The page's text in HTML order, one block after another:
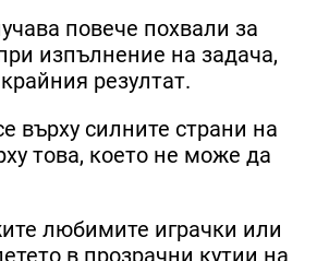
повече похвали за
изпълнение на задача,
резултат.
върху силните страни на
това, което не може да
любимите играчки или
в прозрачни кутии на